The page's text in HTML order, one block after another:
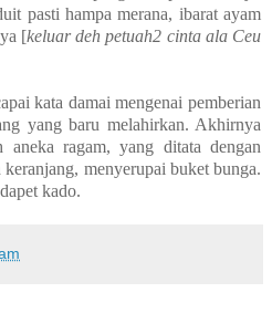
pasti hampa merana, ibarat ayam
[keluar deh petuah2 cinta ala Ceu
kata damai mengenai pemberian
yang baru melahirkan. Akhirnya
aneka ragam, yang ditata dengan
menyerupai buket bunga.
kado.